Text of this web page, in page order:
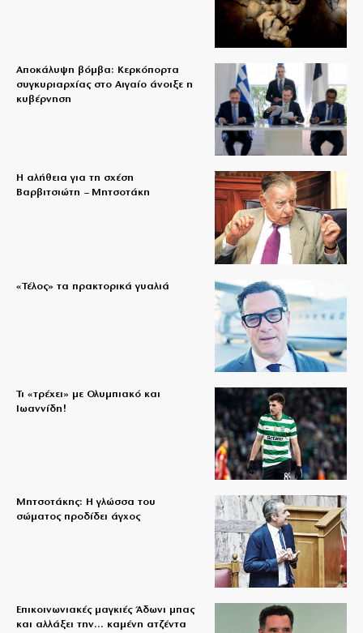
Αποκάλυψη βόμβα: Κερκόπορτα
συγκυριαρχίας στο Αιγαίο άνοιξε η
κυβέρνηση
Η αλήθεια για τη σχέση
Βαρβιτσιώτη – Μητσοτάκη
«Τέλος» τα πρακτορικά γυαλιά
Τι «τρέχει» με Ολυμπιακό και
Ιωαννίδη!
Μητσοτάκης: Η γλώσσα του
σώματος προδίδει άγχος
Επικοινωνιακές μαγκιές Άδωνι μπας
και αλλάξει την… καμένη ατζέντα